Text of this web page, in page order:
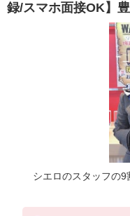
録/スマホ面接OK】
シエロのスタッフの